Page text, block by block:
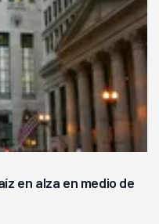
en alza en medio de